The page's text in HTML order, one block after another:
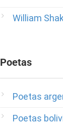
William
Poetas
Poetas
Poetas